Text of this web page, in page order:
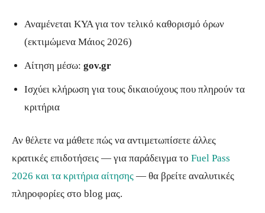
Αναμένεται ΚΥΑ για τον τελικό καθορισμό όρων
(εκτιμώμενα Μάιος 2026)
Αίτηση μέσω: gov.gr
Ισχύει κλήρωση για τους δικαιούχους που πληρούν τα
κριτήρια
Αν θέλετε να μάθετε πώς να αντιμετωπίσετε άλλες
κρατικές επιδοτήσεις — για παράδειγμα το Fuel Pass
2026 και τα κριτήρια αίτησης — θα βρείτε αναλυτικές
πληροφορίες στο blog μας.